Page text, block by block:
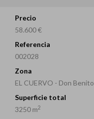
Precio
58.600 €
Referencia
002028
Zona
EL CUERVO - Don Benito
Superficie total
3250 m2